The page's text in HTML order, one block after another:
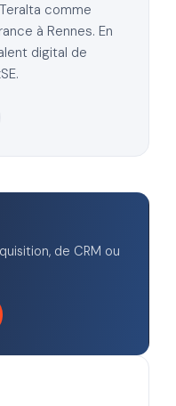
comme
à Rennes. En
digital de
de CRM ou